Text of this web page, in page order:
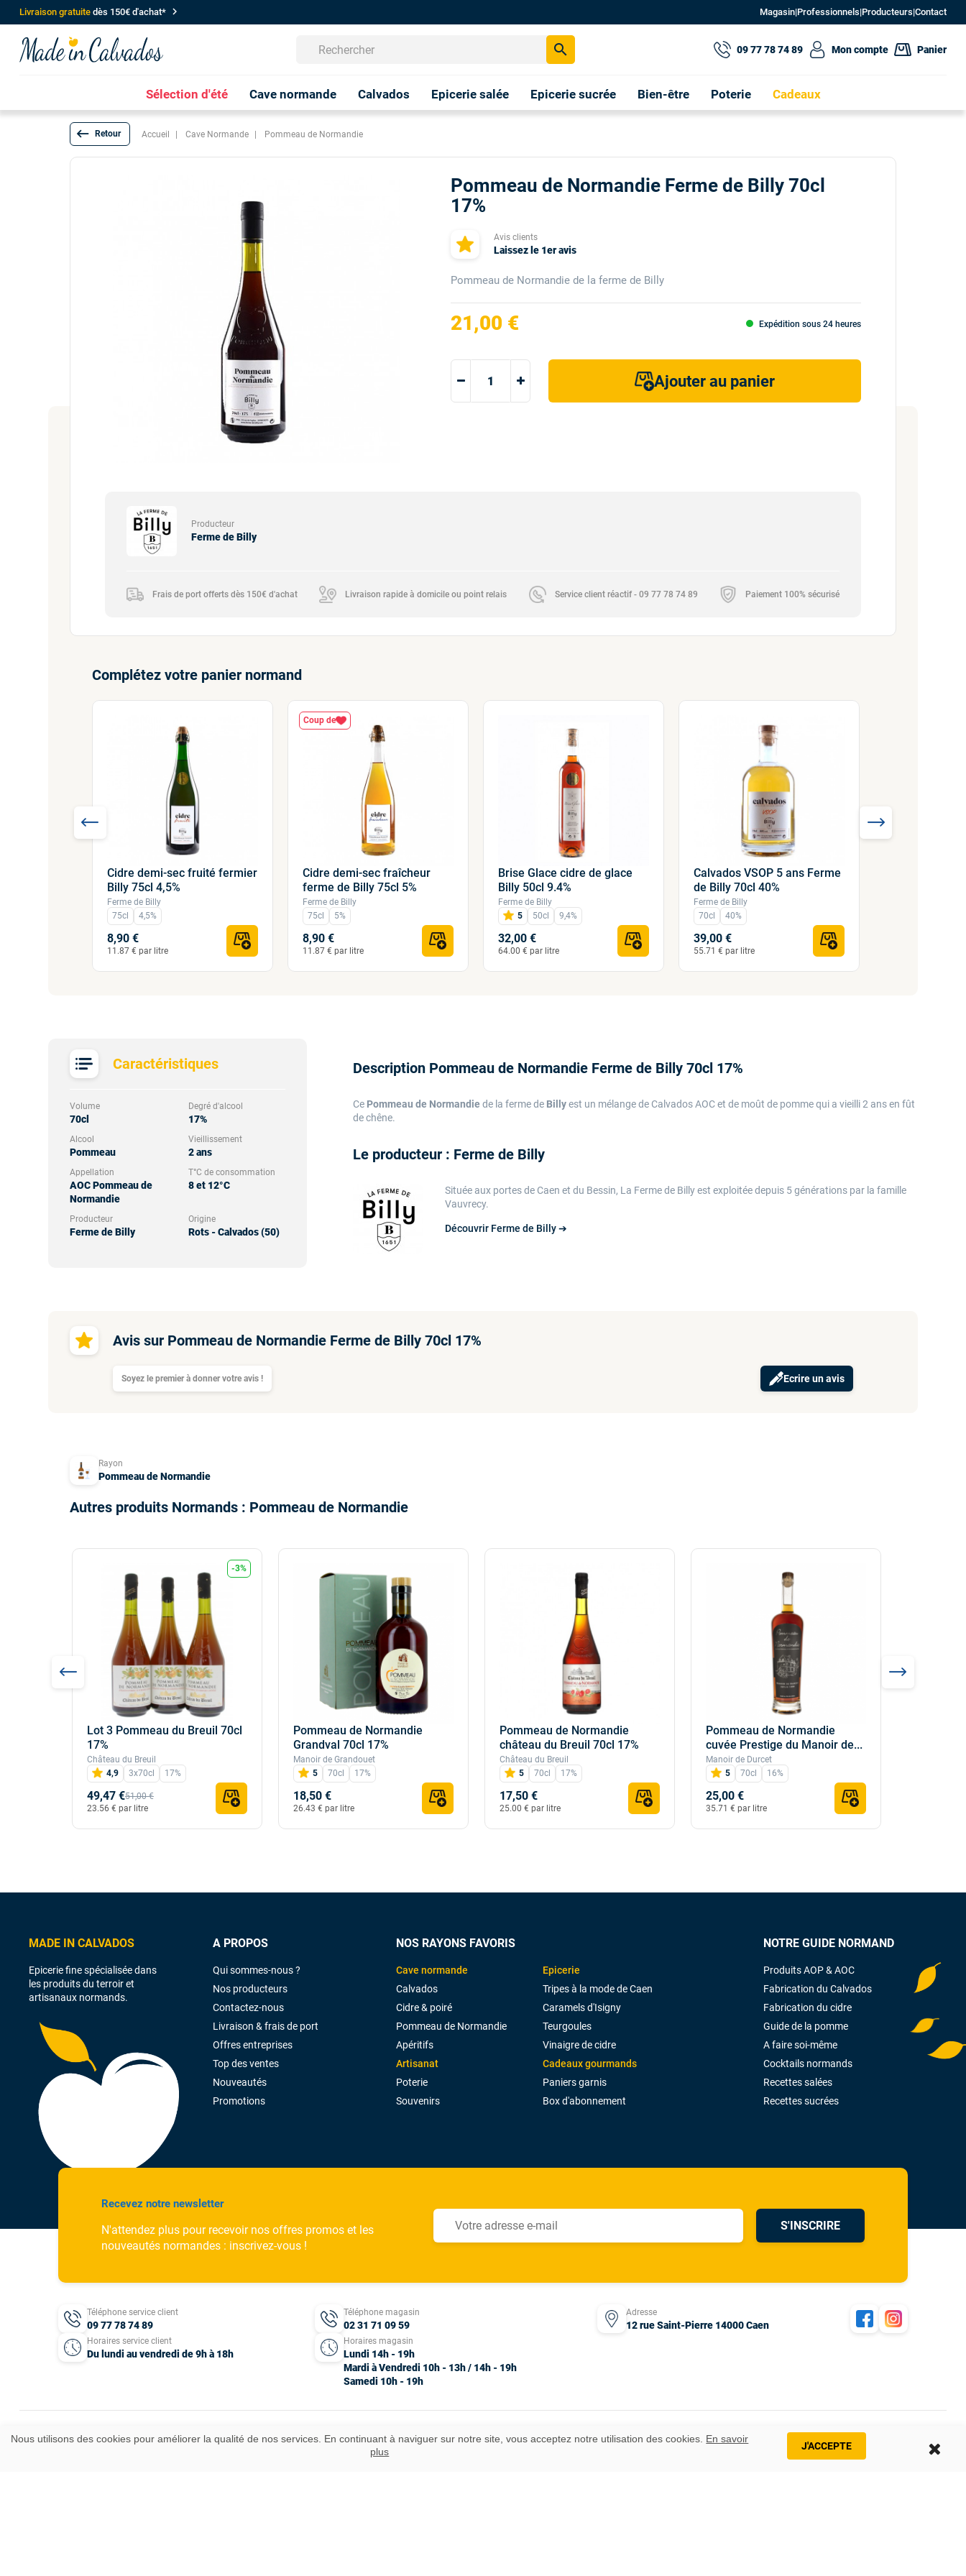
Livraison gratuitedès 150€ d'achat* chevron_right Magasin|Professionnels|Producteurs|Contact
search
Sélection d'été Cave normande Calvados Epicerie salée Epicerie sucrée Bien-être Poterie Cadeaux
09 77 78 74 89 Mon compte Panier
keyboard_backspace Accueil Cave Normande Pommeau de Normandie
Pommeau de Normandie Ferme de Billy 70cl
17%
Avis clients
Laissez le 1er avis
Pommeau de Normandie de la ferme de Billy
21,00 € Expédition sous 24 heures
Ajouter au panier
Producteur
Ferme de Billy
Frais de port offerts dès 150€ d'achat Livraison rapide à domicile ou point relais Service client réactif - 09 77 78 74 89 Paiement 100% sécurisé
Complétez votre panier normand
Cidre demi-sec fruité fermier
Billy 75cl 4,5%
Ferme de Billy
75cl
4,5%
8,90 €
11.87 € par litre
Coup de
Cidre demi-sec fraîcheur
ferme de Billy 75cl 5%
Ferme de Billy
75cl
5%
8,90 €
11.87 € par litre
Brise Glace cidre de glace
Billy 50cl 9.4%
Ferme de Billy
5
50cl 9,4%
32,00 €
64.00 € par litre
Calvados VSOP 5 ans Ferme
de Billy 70cl 40%
Ferme de Billy
70cl
40%
39,00 €
55.71 € par litre
Caractéristiques
Volume
70cl
Degré d'alcool
17%
Alcool
Pommeau
Vieillissement
2 ans
Appellation
AOC Pommeau de
Normandie
T°C de consommation
8 et 12°C
Producteur
Ferme de Billy
Origine
Rots - Calvados (50)
Description Pommeau de Normandie Ferme de Billy 70cl 17%
Ce Pommeau de Normandie de la ferme de Billyest un mélange de Calvados AOC et de moût de pomme qui a vieilli 2 ans en fût
de chêne.
Le producteur : Ferme de Billy
Située aux portes de Caen et du Bessin, La Ferme de Billy est exploitée depuis 5 générations par la famille
Vauvrecy.
Découvrir Ferme de Billy ➔
Avis sur Pommeau de Normandie Ferme de Billy 70cl 17%
Soyez le premier à donner votre avis ! Ecrire un avis
Rayon
Pommeau de Normandie
Autres produits Normands : Pommeau de Normandie
-3%
Lot 3 Pommeau du Breuil 70cl
17%
Château du Breuil
4,9
3x70cl 17%
49,47 €51,00 €
23.56 € par litre
Pommeau de Normandie
Grandval 70cl 17%
Manoir de Grandouet
5
70cl 17%
18,50 €
26.43 € par litre
Pommeau de Normandie
château du Breuil 70cl 17%
Château du Breuil
5
70cl 17%
17,50 €
25.00 € par litre
Pommeau de Normandie
cuvée Prestige du Manoir de...
Manoir de Durcet
5
70cl 16%
25,00 €
35.71 € par litre
MADE IN CALVADOS
Epicerie fine spécialisée dans
les produits du terroir et
artisanaux normands.
A PROPOS
Qui sommes-nous ?
Nos producteurs
Contactez-nous
Livraison & frais de port
Offres entreprises
Top des ventes
Nouveautés
Promotions
NOS RAYONS FAVORIS
Cave normande
Calvados
Cidre & poiré
Pommeau de Normandie
Apéritifs
Artisanat
Poterie
Souvenirs
Epicerie
Tripes à la mode de Caen
Caramels d'Isigny
Teurgoules
Vinaigre de cidre
Cadeaux gourmands
Paniers garnis
Box d'abonnement
NOTRE GUIDE NORMAND
Produits AOP & AOC
Fabrication du Calvados
Fabrication du cidre
Guide de la pomme
A faire soi-même
Cocktails normands
Recettes salées
Recettes sucrées
Recevez notre newsletter
N'attendez plus pour recevoir nos offres promos et les
nouveautés normandes : inscrivez-vous !
S'INSCRIRE
Téléphone service client
09 77 78 74 89
Horaires service client
Du lundi au vendredi de 9h à 18h
Téléphone magasin
02 31 71 09 59
Horaires magasin
Lundi 14h - 19h
Mardi à Vendredi 10h - 13h / 14h - 19h
Samedi 10h - 19h
Adresse
12 rue Saint-Pierre 14000 Caen
Nous utilisons des cookies pour améliorer la qualité de nos services. En continuant à naviguer sur notre site, vous acceptez notre utilisation des cookies. En savoir
plus
J'ACCEPTE
Mentions légalesCGVDonnées personnellesPlan du siteIdées cadeaux© 2025 Tous droits réservés.